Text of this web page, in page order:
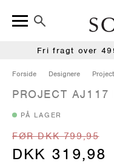
Fri fragt over
Forside Designere
PROJECT
PÅ LAGER
FØR DKK 799,95
DKK 319,98